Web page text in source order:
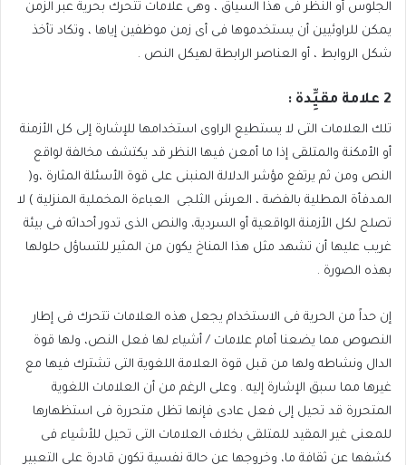
الجلوس أو النظر فى هذا السياق ، وهى علامات تتحرك بحرية عبر الزمن
يمكن للراوئيين أن يستخدموها فى أى زمن موظفين إياها ، وتكاد تأخذ
شكل الروابط ، أو العناصر الرابطة لهيكل النص .
2 علامة مقيِِّدة :
تلك العلامات التى لا يستطيع الراوى استخدامها للإشارة إلى كل الأزمنة
أو الأمكنة والمتلقى إذا ما أمعن فيها النظر قد يكتشف مخالفة لواقع
النص ومن ثم يرتفع مؤشر الدلالة المنبنى على قوة الأسئلة المثارة ،و(
المدفأة المطلية بالفضة ، العرش الثلجى
العباءة المخملية المنزلية ) لا
تصلح لكل الأزمنة الواقعية أو السردية، والنص الذى تدور أحداثه فى بيئة
غريب عليها أن تشهد مثل هذا المناخ يكون من المثير للتساؤل حلولها
بهذه الصورة .
إن حداً من الحرية فى الاستخدام يجعل هذه العلامات تتحرك فى إطار
النصوص مما يضعنا أمام علامات / أشياء لها فعل النص، ولها قوة
الدال ونشاطه ولها من قبل قوة العلامة اللغوية التى تشترك فيها مع
غيرها مما سبق الإشارة إليه . وعلى الرغم من أن العلامات اللغوية
المتحررة قد تحيل إلى فعل عادى فإنها تظل متحررة فى استظهارها
للمعنى غير المقيد للمتلقى بخلاف العلامات التى تحيل للأشياء فى
كشفها عن ثقافة ما، وخروجها عن حالة نفسية تكون قادرة على التعبير